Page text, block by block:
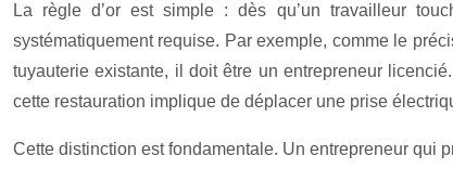
La règle d’or est simple : dès qu’un travailleur
systématiquement requise. Par exemple, comme le
tuyauterie existante, il doit être un entrepreneur
cette restauration implique de déplacer une prise
Cette distinction est fondamentale. Un entrepreneur qui